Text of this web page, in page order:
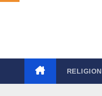
RELIGION